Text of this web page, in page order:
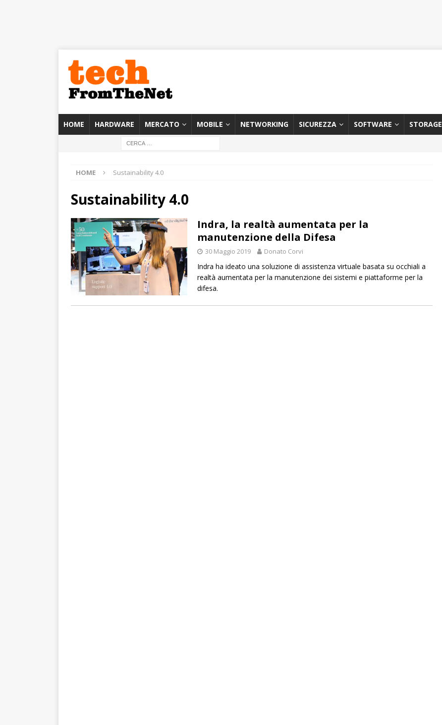
HOME HARDWARE MERCATO MOBILE NETWORKING SICUREZZA SOFTWARE STORAGE
HOME Sustainability 4.0
Sustainability 4.0
Indra, la realtà aumentata per la
manutenzione della Difesa
30 Maggio 2019 Donato Corvi
Indra ha ideato una soluzione di assistenza virtuale basata su occhiali a
realtà aumentata per la manutenzione dei sistemi e piattaforme per la
difesa.